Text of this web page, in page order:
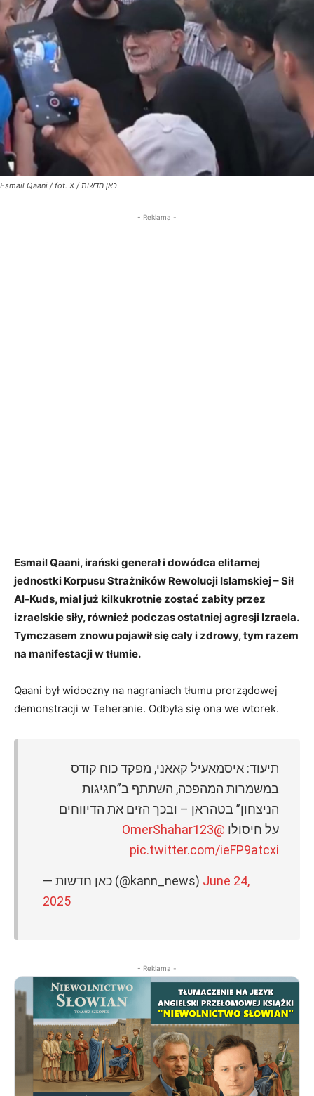
Esmail Qaani / fot. X / כאן חדשות
- Reklama -
Esmail Qaani, irański generał i dowódca elitarnej
jednostki Korpusu Strażników Rewolucji Islamskiej – Sił
Al-Kuds, miał już kilkukrotnie zostać zabity przez
izraelskie siły, również podczas ostatniej agresji Izraela.
Tymczasem znowu pojawił się cały i zdrowy, tym razem
na manifestacji w tłumie.
Qaani był widoczny na nagraniach tłumu prorządowej
demonstracji w Teheranie. Odbyła się ona we wtorek.
תיעוד: איסמאעיל קאאני, מפקד כוח קודס
במשמרות המהפכה, השתתף ב”חגיגות
הניצחון” בטהראן – ובכך הזים את הדיווחים
על חיסולו @OmerShahar123
pic.twitter.com/ieFP9atcxi
— כאן חדשות (@kann_news) June 24,
2025
- Reklama -